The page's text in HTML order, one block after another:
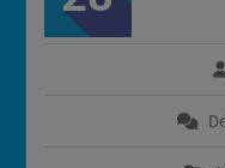
Próximo